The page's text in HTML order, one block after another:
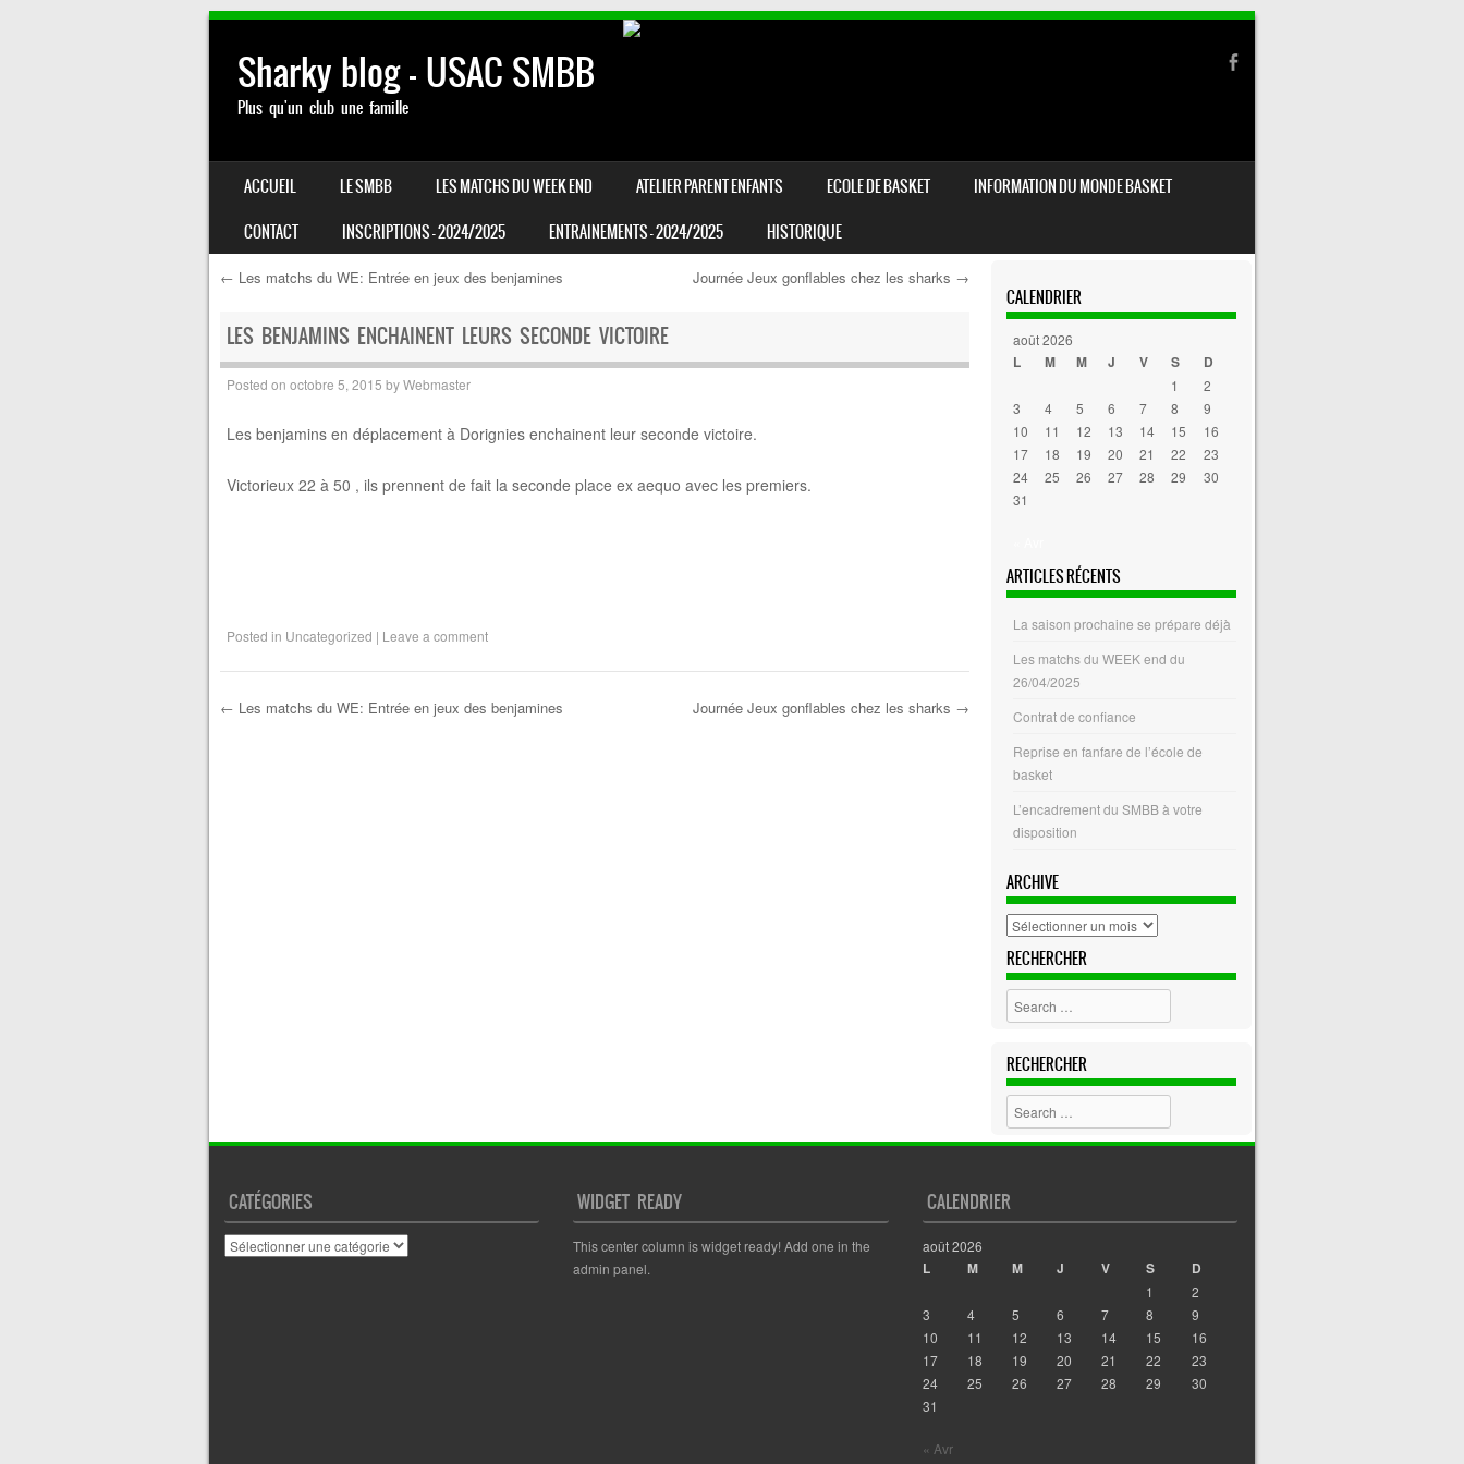
Sharky blog – USAC SMBB
Plus qu'un club une famille
MENU
SKIP TO CONTENT
ACCUEIL LE SMBB LES MATCHS DU WEEK END ATELIER PARENT ENFANTS ECOLE DE BASKET
INFORMATION DU MONDE BASKET
CONTACT
INSCRIPTIONS – 2024/2025 ENTRAINEMENTS – 2024/2025 HISTORIQUE
Post navigation
← Les matchs du WE: Entrée en jeux des benjamines Journée Jeux gonflables chez les sharks →
LES BENJAMINS ENCHAINENT LEURS SECONDE VICTOIRE
Posted on octobre 5, 2015 byWebmaster
Les benjamins en déplacement à Dorignies enchainent leur seconde victoire.
Victorieux 22 à 50 , ils prennent de fait la seconde place ex aequo avec les premiers.
Posted in Uncategorized | Leave a comment
← Les matchs du WE: Entrée en jeux des benjamines Journée Jeux gonflables chez les sharks →
CALENDRIER
août 2026
L M M J V S D
1
2
3
4 5 6 7 8
9
10
11 12 13 14 15
16
17
18 19 20 21 22
23
24
25 26 27 28 29
30
31
ARTICLES RÉCENTS
La saison prochaine se prépare déjà
Les matchs du WEEK end du
26/04/2025
Contrat de confiance
Reprise en fanfare de l’école de
basket
L’encadrement du SMBB à votre
disposition
ARCHIVE
archive
RECHERCHER
Search
RECHERCHER
Search
CATÉGORIES
Catégories
WIDGET READY
This center column is widget ready! Add one in the
admin panel.
CALENDRIER
août 2026
L M M J V S D
1
2
3
4 5 6 7 8
9
10
11 12 13 14 15
16
17
18 19 20 21 22
23
24
25 26 27 28 29
30
31
« Avr